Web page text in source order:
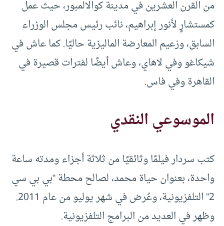
من القرن العشرين في مدينة كوالالمبور، حيث عمل
كمستشارٍ لأنور إبراهيم، نائب رئيس مجلس الوزراء
السابق، وزعيم المعارضة الماليزية حاليًا. كما عاش في
شيكاغو وفي لاهاي، وعاش أيضًا لفترات قصيرة في
القاهرة وفي فاس.
الموسوعي النقدي
كتب سردار فيلمًا وثائقيًا من ثلاثة أجزاء ومدته ساعة
واحدة، بعنوان حياة محمد، لصالح محطة “بي بي سي
2” التلفزيونية، وعُرض في شهر يوليو من عام 2011.
وظهر في العديد من البرامج التلفزيونية.